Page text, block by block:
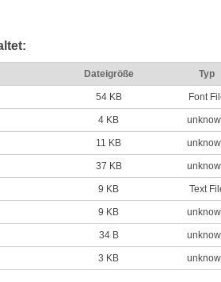
Dateigröße Typ
54 KB Font
4 KB
11 KB
37 KB
9 KB Text
9 KB
34 B
3 KB